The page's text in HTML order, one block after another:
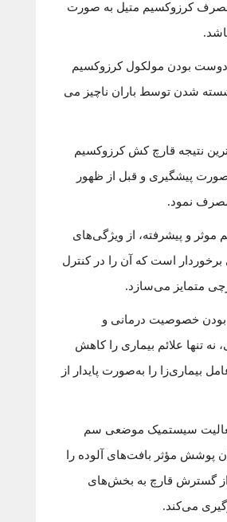
کرزوکسیم متیل به صورت
بودن مولکول کرزوکسیم
شدن توسط باران ناچیز می
نتیجه قارچ کش کرزوکسیم
صورت پیشگیری و قبل از ظهور
مصرف نمود.
موثر و پیشرفته، از ویژگی‌های
است که آن را در کنترل
متمایز می‌سازد.
بودن خصوصیت درمانی و
نه تنها علائم بیماری را کاهش
بیماری‌زا را به‌صورت پایدار از
سیستمیک موضعی سم
پوشش مؤثر بافت‌های آلوده را
از گسترش قارچ به بخش‌های
می‌کند.